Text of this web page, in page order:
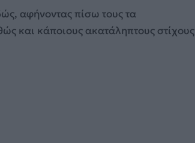
αφήνοντας πίσω τους τα
και κάποιους ακατάληπτους στίχους